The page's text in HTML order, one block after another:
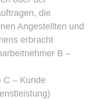
die
Angestellten und
erbracht
B –
C – Kunde